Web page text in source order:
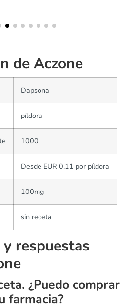
de Aczone
Dapsona
píldora
1000
Desde EUR 0.11 por píldora
100mg
sin receta
respuestas
¿Puedo comprar
farmacia?